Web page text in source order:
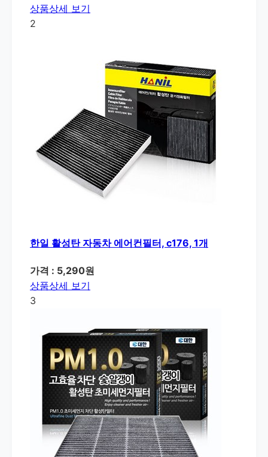
상품상세 보기
2
한일 활성탄 자동차 에어컨필터, c176, 1개
가격 : 5,290원
상품상세 보기
3